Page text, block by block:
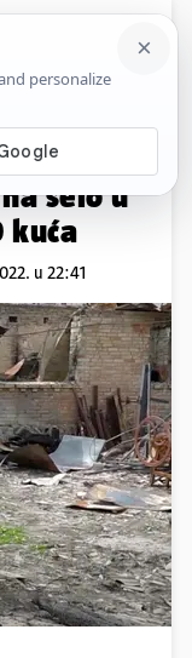
Komentari
Harkiva;
selo u
kuća
u 22:41